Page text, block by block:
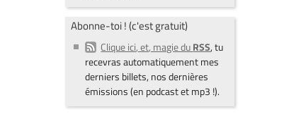
Abonne-toi ! (c'est gratuit)
Clique ici, et, magie duRSS, tu
recevras automatiquement mes
derniers billets, nos dernières
émissions (en podcast et mp3 !).